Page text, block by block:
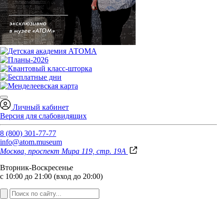
Личный кабинет
Версия для слабовидящих
8 (800) 301-77-77
info@atom.museum
Москва, проспект Мира 119, стр. 19А
Вторник-Воскресенье
с 10:00 до 21:00 (вход до 20:00)